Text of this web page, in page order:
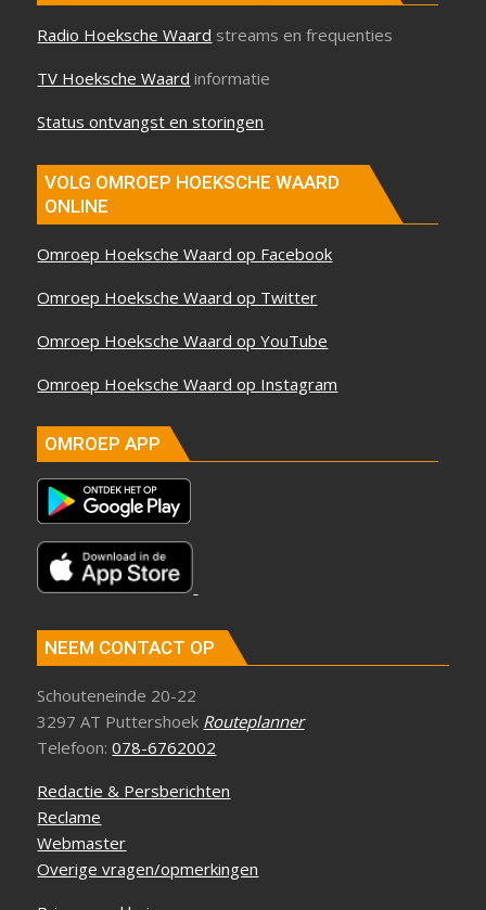
Radio Hoeksche Waard streams en frequenties
TV Hoeksche Waard informatie
Status ontvangst en storingen
VOLG OMROEP HOEKSCHE WAARD
ONLINE
Omroep Hoeksche Waard op Facebook
Omroep Hoeksche Waard op Twitter
Omroep Hoeksche Waard op YouTube
Omroep Hoeksche Waard op Instagram
OMROEP APP
NEEM CONTACT OP
Schouteneinde 20-22
3297 AT Puttershoek Routeplanner
Telefoon:078-6762002
Redactie & Persberichten
Reclame
Webmaster
Overige vragen/opmerkingen